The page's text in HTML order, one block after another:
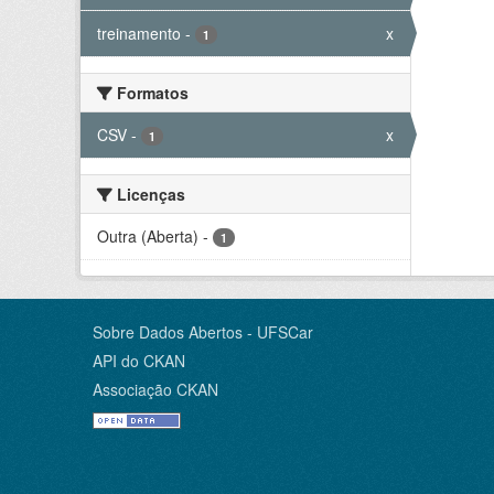
treinamento - 1 x
Formatos
CSV - 1 x
Licenças
Outra (Aberta) - 1
Sobre Dados Abertos - UFSCar
API do CKAN
Associação CKAN